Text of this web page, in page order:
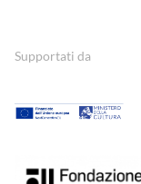
Supportati da